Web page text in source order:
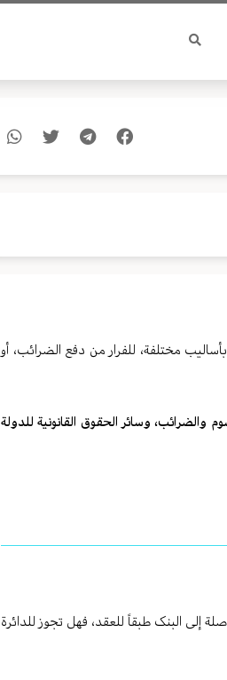
مختلفة، للفرار من دفع الضرائب، أو
والضرائب، وسائر الحقوق القانونیة للدولة
البنک طبقاً للعقد، فهل تجوز للدائرة